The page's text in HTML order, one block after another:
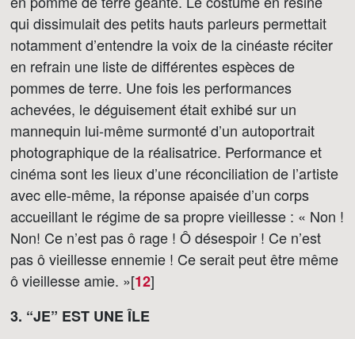
qui dissimulait des petits hauts parleurs permettait
notamment d’entendre la voix de la cinéaste réciter
en refrain une liste de différentes espèces de
pommes de terre. Une fois les performances
achevées, le déguisement était exhibé sur un
mannequin lui-même surmonté d’un autoportrait
photographique de la réalisatrice. Performance et
cinéma sont les lieux d’une réconciliation de l’artiste
avec elle-même, la réponse apaisée d’un corps
accueillant le régime de sa propre vieillesse : « Non !
Non! Ce n’est pas ô rage ! Ô désespoir ! Ce n’est
pas ô vieillesse ennemie ! Ce serait peut être même
ô vieillesse amie. »[12]
3. “JE” EST UNE ÎLE